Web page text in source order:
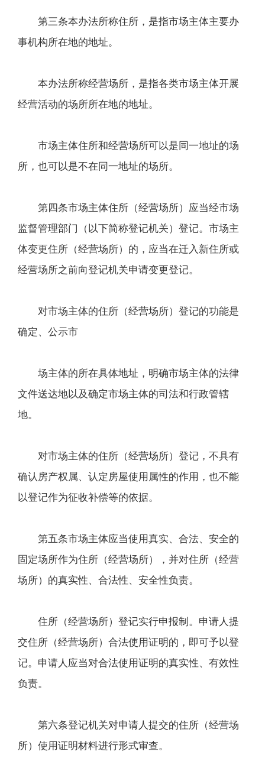
第三条本办法所称住所，是指市场主体主要办
事机构所在地的地址。
本办法所称经营场所，是指各类市场主体开展
经营活动的场所所在地的地址。
市场主体住所和经营场所可以是同一地址的场
所，也可以是不在同一地址的场所。
第四条市场主体住所（经营场所）应当经市场
监督管理部门（以下简称登记机关）登记。市场主
体变更住所（经营场所）的，应当在迁入新住所或
经营场所之前向登记机关申请变更登记。
对市场主体的住所（经营场所）登记的功能是
确定、公示市
场主体的所在具体地址，明确市场主体的法律
文件送达地以及确定市场主体的司法和行政管辖
地。
对市场主体的住所（经营场所）登记，不具有
确认房产权属、认定房屋使用属性的作用，也不能
以登记作为征收补偿等的依据。
第五条市场主体应当使用真实、合法、安全的
固定场所作为住所（经营场所），并对住所（经营
场所）的真实性、合法性、安全性负责。
住所（经营场所）登记实行申报制。申请人提
交住所（经营场所）合法使用证明的，即可予以登
记。申请人应当对合法使用证明的真实性、有效性
负责。
第六条登记机关对申请人提交的住所（经营场
所）使用证明材料进行形式审查。